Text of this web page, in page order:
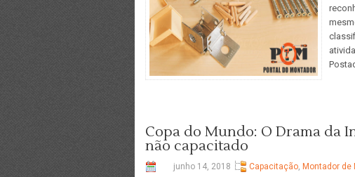
Copa do Mundo: O Drama da
não capacitado
junho 14, 2018 Capacitação, Montador de